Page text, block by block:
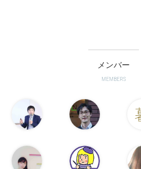
メンバー
MEMBERS